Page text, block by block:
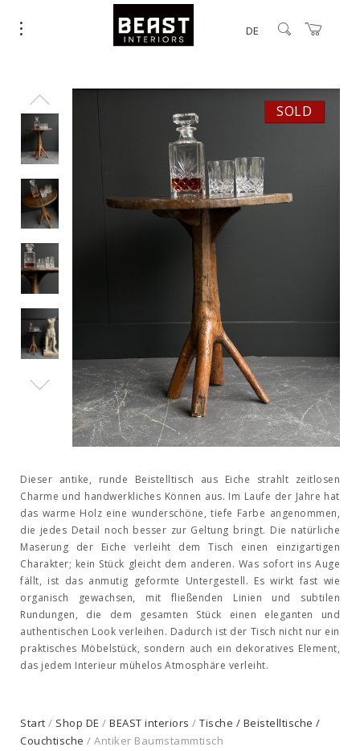
DE
SOLD
Dieser antike, runde Beistelltisch aus Eiche strahlt zeitlosen
Charme und handwerkliches Können aus. Im Laufe der Jahre hat
das warme Holz eine wunderschöne, tiefe Farbe angenommen,
die jedes Detail noch besser zur Geltung bringt. Die natürliche
Maserung der Eiche verleiht dem Tisch einen einzigartigen
Charakter; kein Stück gleicht dem anderen. Was sofort ins Auge
fällt, ist das anmutig geformte Untergestell. Es wirkt fast wie
organisch gewachsen, mit fließenden Linien und subtilen
Rundungen, die dem gesamten Stück einen eleganten und
authentischen Look verleihen. Dadurch ist der Tisch nicht nur ein
praktisches Möbelstück, sondern auch ein dekoratives Element,
das jedem Interieur mühelos Atmosphäre verleiht.
Start / Shop DE / BEAST interiors / Tische / Beistelltische /
Couchtische / Antiker Baumstammtisch